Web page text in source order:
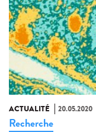
ACTUALITÉ 20.05.2020
Recherche